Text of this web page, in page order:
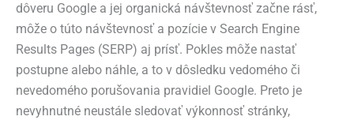
dôveru Google a jej organická návštevnosť začne rásť,
môže o túto návštevnosť a pozície v Search Engine
Results Pages (SERP) aj prísť. Pokles môže nastať
postupne alebo náhle, a to v dôsledku vedomého či
nevedomého porušovania pravidiel Google. Preto je
nevyhnutné neustále sledovať výkonnosť stránky,